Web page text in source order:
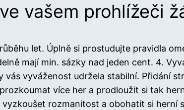
vašem prohlížeči
let. Úplně si prostudujte pravidla
mají min. sázky nad jeden cent. 4.
vás vyváženost udržela stabilní.
více her a prodloužit si tak
rozmanitost a obohatit si herní